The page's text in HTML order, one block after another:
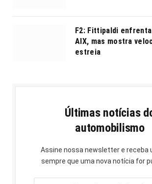
F2: Fittipaldi
AIX, mas mostra
estreia
Últimas notícias
automobilismo
Assine nossa newsletter e receba
sempre que uma nova notícia for